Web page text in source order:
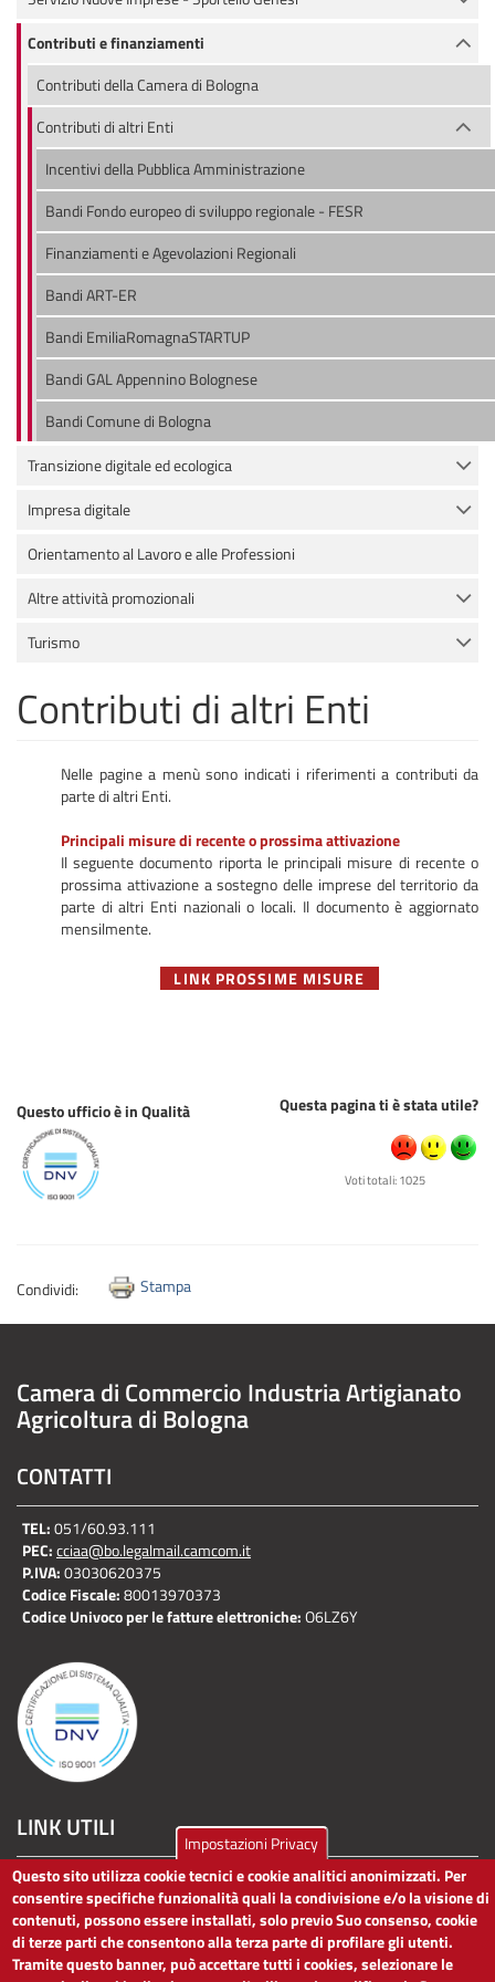
Contributi e finanziamenti
Contributi della Camera di Bologna
Contributi di altri Enti
Incentivi della Pubblica Amministrazione
Bandi Fondo europeo di sviluppo regionale - FESR
Finanziamenti e Agevolazioni Regionali
Bandi ART-ER
Bandi EmiliaRomagnaSTARTUP
Bandi GAL Appennino Bolognese
Bandi Comune di Bologna
Transizione digitale ed ecologica
Impresa digitale
Orientamento al Lavoro e alle Professioni
Altre attività promozionali
Turismo
Contributi di altri Enti
Nelle pagine a menù sono indicati i riferimenti a contributi da
parte di altri Enti.
Principali misure di recente o prossima attivazione
Il seguente documento riporta le principali misure di recente o
prossima attivazione a sostegno delle imprese del territorio da
parte di altri Enti nazionali o locali. Il documento è aggiornato
mensilmente.
LINK PROSSIME MISURE
Questa pagina ti è stata utile?
Voti totali: 1025
Questo ufficio è in Qualità
Condividi: Stampa
Camera di Commercio Industria Artigianato
Agricoltura di Bologna
CONTATTI
TEL:051/60.93.111
PEC:cciaa@bo.legalmail.camcom.it
P.IVA:03030620375
Codice Fiscale:80013970373
Codice Univoco per le fatture elettroniche:O6LZ6Y
LINK UTILI
Dichiarazione di accessibilità
Obiettivi di accessibilità
Segnalaci problemi di accessibilità
Note legali
Privacy
Impostazioni Privacy
Questo sito utilizza cookie tecnici e cookie analitici anonimizzati. Per
consentire specifiche funzionalità quali la condivisione e/o la visione di
contenuti, possono essere installati, solo previo Suo consenso, cookie
di terze parti che consentono alla terza parte di profilare gli utenti.
Tramite questo banner, può accettare tutti i cookies, selezionare le